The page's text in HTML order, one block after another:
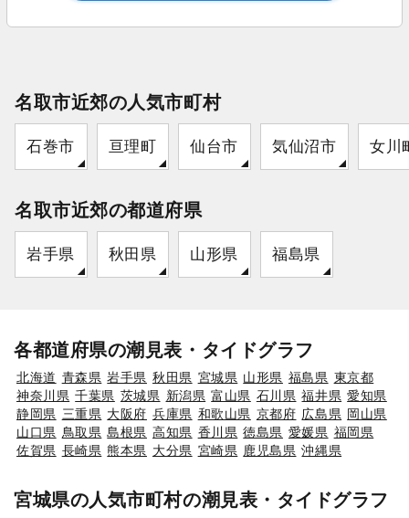
名取市近郊の人気市町村
石巻市 亘理町 仙台市 気仙沼市 女川
名取市近郊の都道府県
岩手県 秋田県 山形県 福島県
各都道府県の潮見表・タイドグラフ
北海道 青森県 岩手県 秋田県 宮城県 山形県 福島県 東京都
神奈川県 千葉県 茨城県 新潟県 富山県 石川県 福井県 愛知県
静岡県 三重県 大阪府 兵庫県 和歌山県 京都府 広島県 岡山県
山口県 鳥取県 島根県 高知県 香川県 徳島県 愛媛県 福岡県
佐賀県 長崎県 熊本県 大分県 宮崎県 鹿児島県 沖縄県
宮城県の人気市町村の潮見表・タイドグラフ